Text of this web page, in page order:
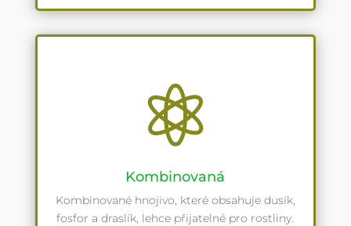

Kombinovaná
Kombinované hnojivo, které obsahuje dusík,
fosfor a draslík, lehce přijatelné pro rostliny.